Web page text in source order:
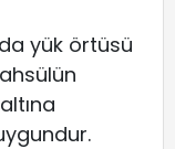
yük örtüsü